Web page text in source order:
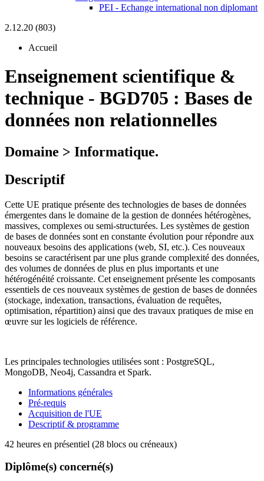
PEI - Echange international non diplomant
2.12.20 (803)
Accueil
Enseignement scientifique &
technique - BGD705 : Bases de
données non relationnelles
Domaine > Informatique.
Descriptif
Cette UE pratique présente des technologies de bases de données
émergentes dans le domaine de la gestion de données hétérogènes,
massives, complexes ou semi-structurées. Les systèmes de gestion
de bases de données sont en constante évolution pour répondre aux
nouveaux besoins des applications (web, SI, etc.). Ces nouveaux
besoins se caractérisent par une plus grande complexité des données,
des volumes de données de plus en plus importants et une
hétérogénéité croissante. Cet enseignement présente les composants
essentiels de ces nouveaux systèmes de gestion de bases de données
(stockage, indexation, transactions, évaluation de requêtes,
optimisation, répartition) ainsi que des travaux pratiques de mise en
œuvre sur les logiciels de référence.
Les principales technologies utilisées sont : PostgreSQL,
MongoDB, Neo4j, Cassandra et Spark.
Informations générales
Pré-requis
Acquisition de l'UE
Descriptif & programme
42 heures en présentiel (28 blocs ou créneaux)
Diplôme(s) concerné(s)